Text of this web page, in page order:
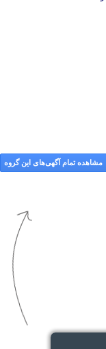
مشاهده تمام آگهی‌های این گروه